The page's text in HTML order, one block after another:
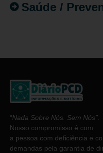
Saúde /
“Nada Sobre Nós. Sem Nós”.
Nosso compromisso é com
a pessoa com deficiência e
demandas pela garantia de